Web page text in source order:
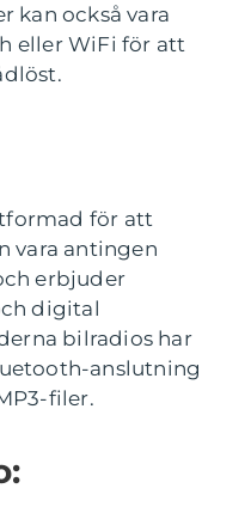
kan också vara
eller WiFi för att
för att
vara antingen
erbjuder
digital
bilradios har
anslutning
filer.